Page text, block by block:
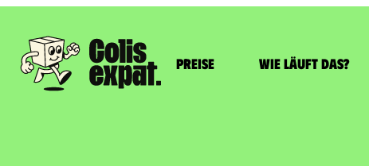
Preise Wie läuft das?